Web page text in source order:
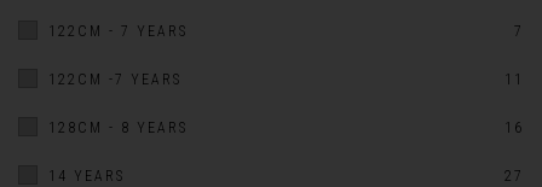
122CM - 7 YEARS 7
122CM -7 YEARS 11
128CM - 8 YEARS 16
14 YEARS 27